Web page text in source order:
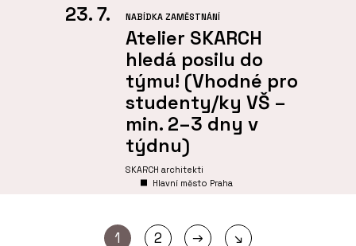
23. 7. NABÍDKA ZAMĚSTNÁNÍ
Atelier SKARCH
hledá posilu do
týmu! (Vhodné pro
studenty/ky VŠ –
min. 2–3 dny v
týdnu)
SKARCH architekti
Hlavní město Praha
1 2 → ↘